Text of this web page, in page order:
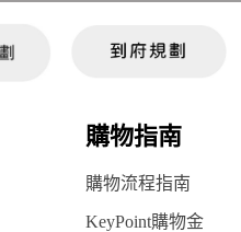
購物指南
購物流程指南
KeyPoint購物金